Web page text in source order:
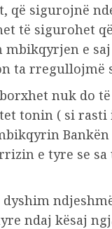
sigurojnë
të sigurohet
e
ta rregullojmë
nuk do
tonin ( si rasti
Bankën
e tyre se
ndaj kësaj